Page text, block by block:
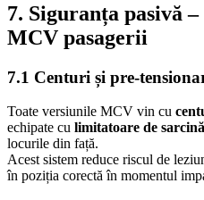
7. Siguranța pasivă
MCV pasagerii
7.1 Centuri și pre-
Toate versiunile MCV vin cu
echipate cu limitatoare de sarcină
locurile din față.
Acest sistem reduce riscul de
în poziția corectă în momentul